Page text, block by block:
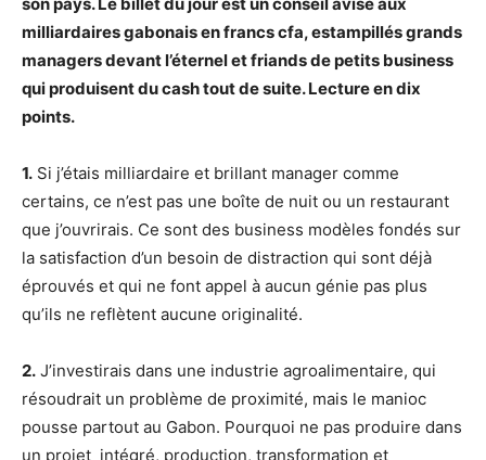
milliardaires gabonais en francs cfa, estampillés grands
managers devant l’éternel et friands de petits business
qui produisent du cash tout de suite. Lecture en dix
points.
1. Si j’étais milliardaire et brillant manager comme
certains, ce n’est pas une boîte de nuit ou un restaurant
que j’ouvrirais. Ce sont des business modèles fondés sur
la satisfaction d’un besoin de distraction qui sont déjà
éprouvés et qui ne font appel à aucun génie pas plus
qu’ils ne reflètent aucune originalité.
2. J’investirais dans une industrie agroalimentaire, qui
résoudrait un problème de proximité, mais le manioc
pousse partout au Gabon. Pourquoi ne pas produire dans
un projet intégré, production, transformation et